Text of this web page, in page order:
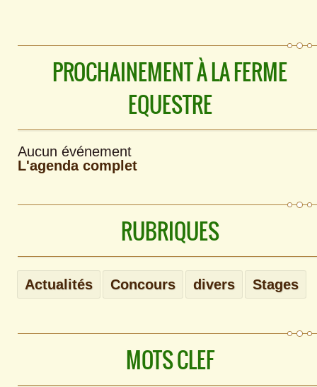
PROCHAINEMENT À LA FERME
EQUESTRE
Aucun événement
L'agenda complet
RUBRIQUES
Actualités Concours divers Stages
MOTS CLEF